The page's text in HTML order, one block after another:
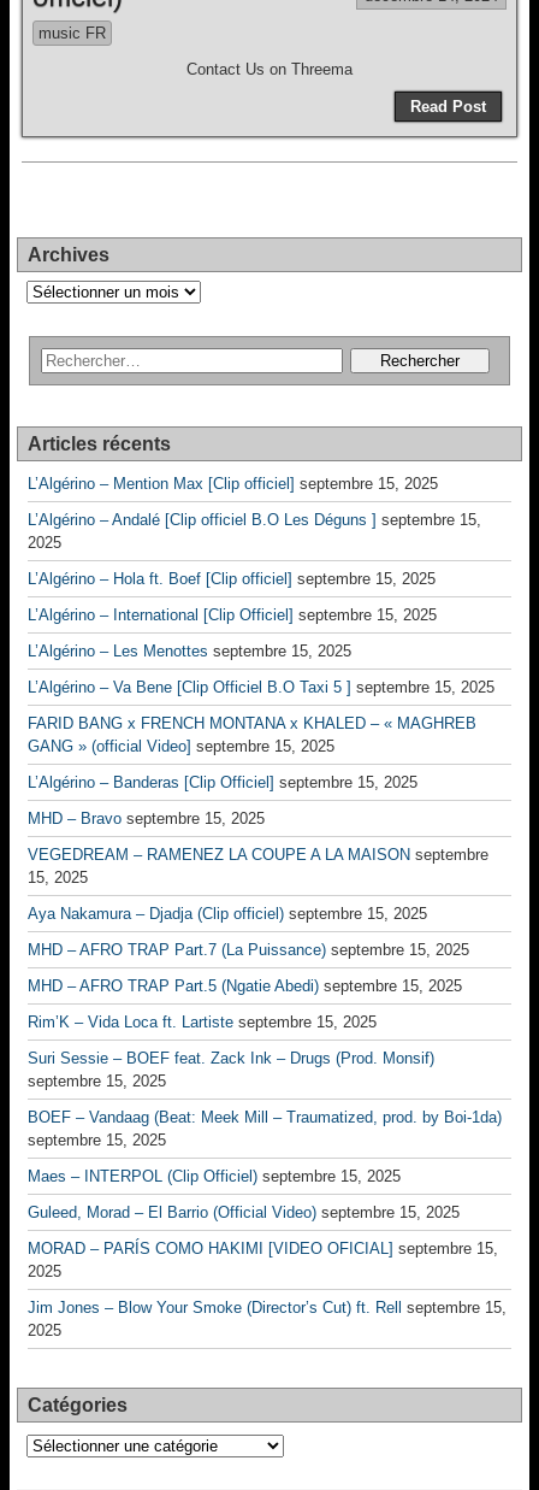
music FR
Contact Us on Threema
Read Post
Archives
Archives
Articles récents
L’Algérino – Mention Max [Clip officiel] septembre 15, 2025
L’Algérino – Andalé [Clip officiel B.O Les Déguns ] septembre 15,
2025
L’Algérino – Hola ft. Boef [Clip officiel] septembre 15, 2025
L’Algérino – International [Clip Officiel] septembre 15, 2025
L’Algérino – Les Menottes septembre 15, 2025
L’Algérino – Va Bene [Clip Officiel B.O Taxi 5 ] septembre 15, 2025
FARID BANG x FRENCH MONTANA x KHALED – « MAGHREB
GANG » (official Video] septembre 15, 2025
L’Algérino – Banderas [Clip Officiel] septembre 15, 2025
MHD – Bravo septembre 15, 2025
VEGEDREAM – RAMENEZ LA COUPE A LA MAISON septembre
15, 2025
Aya Nakamura – Djadja (Clip officiel) septembre 15, 2025
MHD – AFRO TRAP Part.7 (La Puissance) septembre 15, 2025
MHD – AFRO TRAP Part.5 (Ngatie Abedi) septembre 15, 2025
Rim’K – Vida Loca ft. Lartiste septembre 15, 2025
Suri Sessie – BOEF feat. Zack Ink – Drugs (Prod. Monsif)
septembre 15, 2025
BOEF – Vandaag (Beat: Meek Mill – Traumatized, prod. by Boi-1da)
septembre 15, 2025
Maes – INTERPOL (Clip Officiel) septembre 15, 2025
Guleed, Morad – El Barrio (Official Video) septembre 15, 2025
MORAD – PARÍS COMO HAKIMI [VIDEO OFICIAL] septembre 15,
2025
Jim Jones – Blow Your Smoke (Director’s Cut) ft. Rell
septembre 15,
2025
Catégories
Catégories